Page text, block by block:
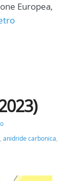
Europea,
, anidride carbonica,